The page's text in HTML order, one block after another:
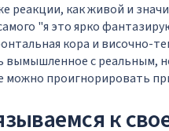
реакции, как живой и
"я это ярко
кора и височно-
вымышленное с реальным,
можно проигнорировать
к